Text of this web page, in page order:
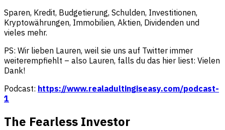
Sparen, Kredit, Budgetierung, Schulden, Investitionen,
Kryptowährungen, Immobilien, Aktien, Dividenden und
vieles mehr.
PS: Wir lieben Lauren, weil sie uns auf Twitter immer
weiterempfiehlt – also Lauren, falls du das hier liest: Vielen
Dank!
Podcast: https://www.realadultingiseasy.com/podcast-
1
The Fearless Investor